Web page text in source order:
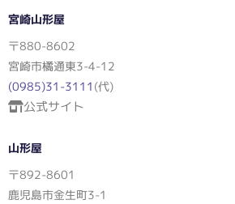
宮崎山形屋
〒880-8602
宮崎市橘通東3-4-12
(0985)31-3111 (代)
公式サイト
山形屋
〒892-8601
鹿児島市金生町3-1